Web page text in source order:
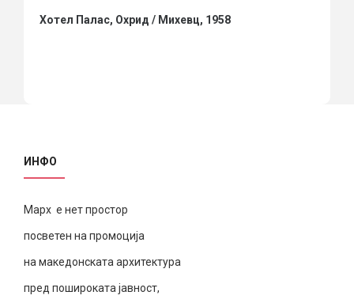
Хотел Палас, Охрид / Михевц, 1958
ИНФО
Марх е нет простор
посветен на промоција
на македонската архитектура
пред пошироката јавност,